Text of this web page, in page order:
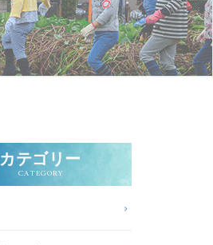
カテゴリー
CATEGORY